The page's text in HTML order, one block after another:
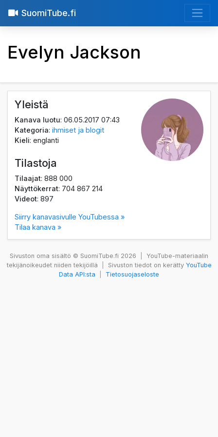
SuomiTube.fi
Evelyn Jackson
Yleistä
Kanava luotu: 06.05.2017 07:43
Kategoria:ihmiset ja blogit
Kieli: englanti
Tilastoja
Tilaajat: 888 000
Näyttökerrat: 704 867 214
Videot: 897
Siirry kanavasivulle YouTubessa »
Tilaa kanava »
Sivuston oma sisältö © SuomiTube.fi 2026
YouTube-materiaalin
tekijänoikeudet niiden tekijöillä
Sivuston tiedot on kerätty YouTube
Data API:sta
Tietosuojaseloste